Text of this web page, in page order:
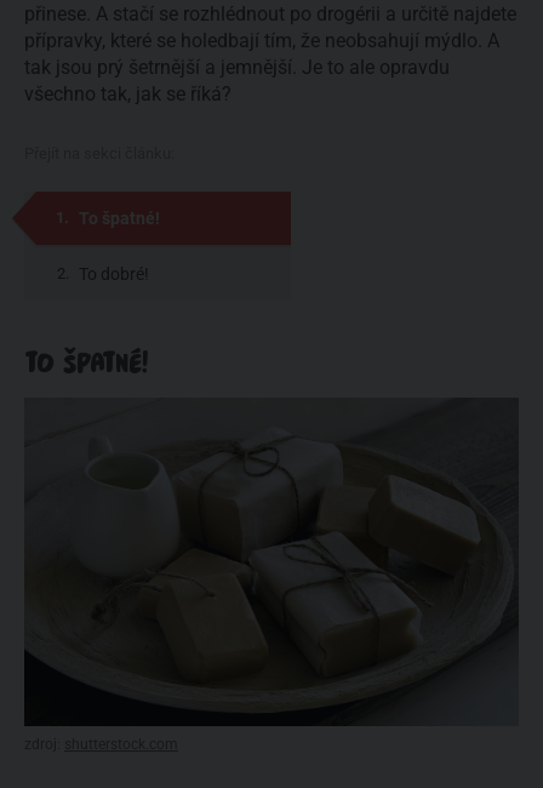
přinese. A stačí se rozhlédnout po drogérii a určitě najdete
přípravky, které se holedbají tím, že neobsahují mýdlo. A
tak jsou prý šetrnější a jemnější. Je to ale opravdu
všechno tak, jak se říká?
To špatné!
To dobré!
TO ŠPATNÉ!